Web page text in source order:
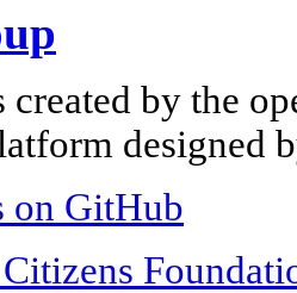
created by the
designed
on GitHub